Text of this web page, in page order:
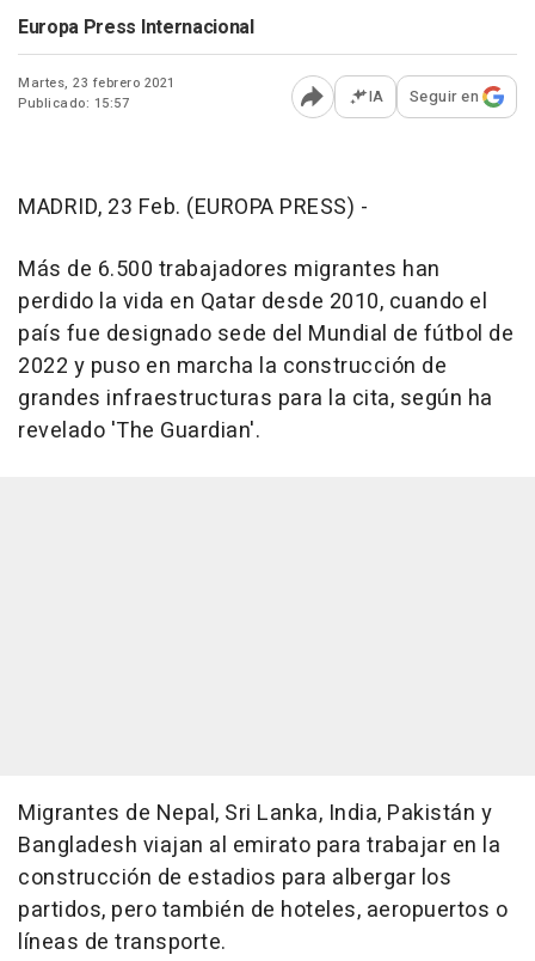
Europa Press Internacional
Martes, 23 febrero 2021
Publicado: 15:57
Abrir opciones para
IA Seguir en
MADRID, 23 Feb. (EUROPA PRESS) -
Más de 6.500 trabajadores migrantes han
perdido la vida en Qatar desde 2010, cuando el
país fue designado sede del Mundial de fútbol de
2022 y puso en marcha la construcción de
grandes infraestructuras para la cita, según ha
revelado 'The Guardian'.
Migrantes de Nepal, Sri Lanka, India, Pakistán y
Bangladesh viajan al emirato para trabajar en la
construcción de estadios para albergar los
partidos, pero también de hoteles, aeropuertos o
líneas de transporte.